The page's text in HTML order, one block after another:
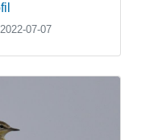
2022-07-07